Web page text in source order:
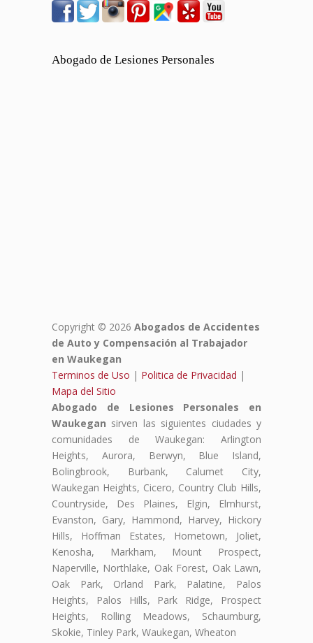
Abogado de Lesiones Personales
Copyright © 2026 Abogados de Accidentes
de Auto y Compensación al Trabajador
en Waukegan
Terminos de Uso | Politica de Privacidad |
Mapa del Sitio
Abogado de Lesiones Personales en
Waukegan sirven las siguientes ciudades y
comunidades de Waukegan: Arlington
Heights, Aurora, Berwyn, Blue Island,
Bolingbrook, Burbank, Calumet City,
Waukegan Heights, Cicero, Country Club Hills,
Countryside, Des Plaines, Elgin, Elmhurst,
Evanston, Gary, Hammond, Harvey, Hickory
Hills, Hoffman Estates, Hometown, Joliet,
Kenosha, Markham, Mount Prospect,
Naperville, Northlake, Oak Forest, Oak Lawn,
Oak Park, Orland Park, Palatine, Palos
Heights, Palos Hills, Park Ridge, Prospect
Heights, Rolling Meadows, Schaumburg,
Skokie, Tinley Park, Waukegan, Wheaton